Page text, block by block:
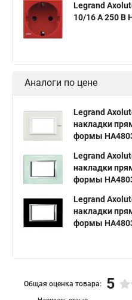
Legrand
10/16 А 250 В
Аналоги по цене
Legrand
накладки
формы
Legrand
накладки
формы
Legrand
накладки
формы
Общая оценка товара: 5